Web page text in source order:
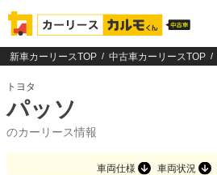
新車カーリースTOP 中古車カーリースTOP
トヨタ
パッソ
のカーリース情報
車両仕様 車両状況